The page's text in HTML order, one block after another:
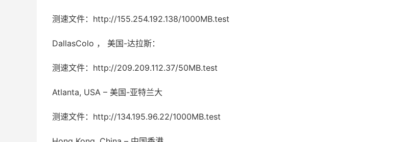
测速文件：http://155.254.192.138/1000MB.test
DallasColo ， 美国-达拉斯：
测速文件：http://209.209.112.37/50MB.test
Atlanta, USA – 美国-亚特兰大
测速文件：http://134.195.96.22/1000MB.test